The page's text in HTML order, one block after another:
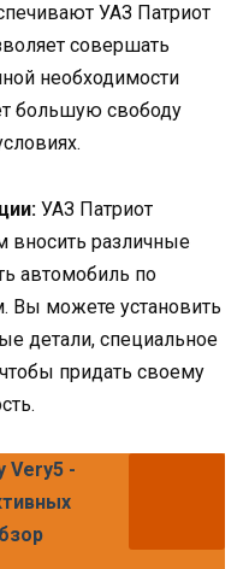
УАЗ Патриот
совершать
необходимости
большую свободу
УАЗ Патриот
вносить различные
автомобиль по
Вы можете установить
детали, специальное
придать своему
Very5 -